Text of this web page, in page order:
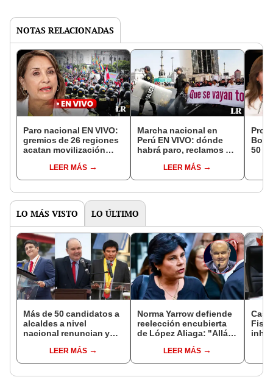
NOTAS RELACIONADAS
Paro nacional EN VIVO:
gremios de 26 regiones
acatan movilización
este 7 de diciembre
LEER MÁS
Marcha nacional en
Perú EN VIVO: dónde
habrá paro, reclamos y
protestasLEER MÁS
50
LO MÁS VISTO LO ÚLTIMO
Más de 50 candidatos a
alcaldes a nivel
nacional renuncian y
encubiertaLEER MÁS
Norma Yarrow defiende
reelección encubierta
de López Aliaga: "Allá el
sacar la vuelta"
LEER MÁS